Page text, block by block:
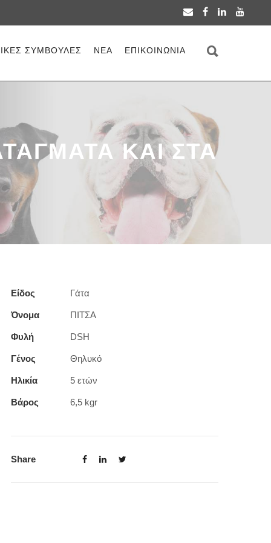
ΣΥΜΒΟΥΛΕΣ ΝΕΑ ΕΠΙΚΟΙΝΩΝΙΑ
ΚΑΙ ΣΤΑ
Είδος Γάτα
Όνομα ΠΙΤΣΑ
Φυλή DSH
Γένος Θηλυκό
Ηλικία 5 ετών
Βάρος 6,5 kgr
Share